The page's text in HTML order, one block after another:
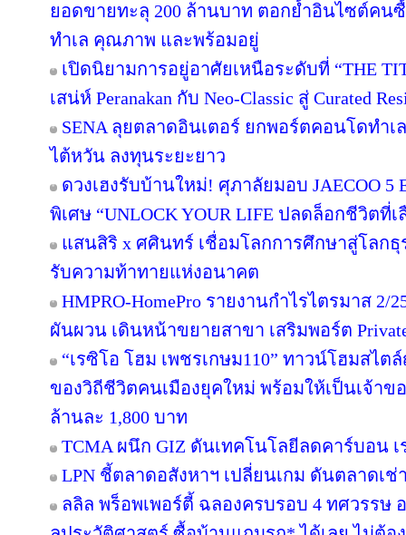
ยอดขายทะลุ 200 ล้านบาท ตอกย้ำอินไซต์คน
ทำเล คุณภาพ และพร้อมอยู่
เปิดนิยามการอยู่อาศัยเหนือระดับที่ “THE
เสน่ห์ Peranakan กับ Neo-Classic สู่ Curated
SENA ลุยตลาดอินเตอร์ ยกพอร์ตคอนโดทำเ
ไต้หวัน ลงทุนระยะยาว
ดวงเฮงรับบ้านใหม่! ศุภาลัยมอบ JAECOO
พิเศษ “UNLOCK YOUR LIFE ปลดล็อกชีวิตที่เ
แสนสิริ x ศศินทร์ เชื่อมโลกการศึกษาสู่โลกธุ
รับความท้าทายแห่งอนาคต
HMPRO-HomePro รายงานกำไรไตรมาส 2/
ผันผวน เดินหน้าขยายสาขา เสริมพอร์ต
“เรซิโอ โฮม เพชรเกษม110” ทาวน์โฮมสไ
ของวิถีชีวิตคนเมืองยุคใหม่ พร้อมให้เป็นเจ้าข
ล้านละ 1,800 บาท
TCMA ผนึก GIZ ดันเทคโนโลยีลดคาร์บอน เ
LPN ชี้ตลาดอสังหาฯ เปลี่ยนเกม ดันตลาดเ
ลลิล พร็อพเพอร์ตี้ ฉลองครบรอบ 4 ทศวรรษ